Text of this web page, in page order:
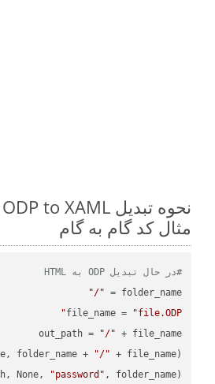
مثال کد گام به گام
#در حال تبدیل ODP به HTML
folder_name =
"/"
file_name =
"file.ODP"
out_path =
"/"
folder_name +
"/"
None,
"password"